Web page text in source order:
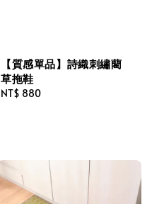
【質感單品】詩織刺繡藺
草拖鞋
Regular
NT$ 880